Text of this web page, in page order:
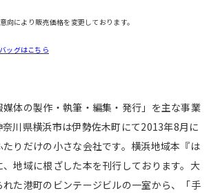
により販売価格を変更しております。
ッグはこちら
体の製作・執筆・編集・発行」を主な事業
奈川県横浜市は伊勢佐木町にて2013年8月に
りだけの小さな会社です。横浜地域本『は
、地域に根ざした本を刊行しております。大
れた港町のビンテージビルの一室から、「手